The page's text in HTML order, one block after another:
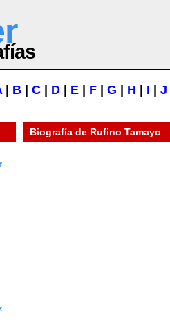
| B C D E F G H I J
Biografía de Rufino Tamayo